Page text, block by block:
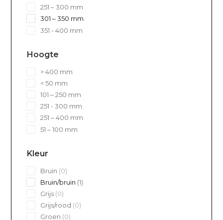
251 – 300 mm
301 – 350 mm
351 - 400 mm
Hoogte
> 400 mm
< 50 mm
101 – 250 mm
251 - 300 mm
251 – 400 mm
51 – 100 mm
Kleur
Bruin 00
products
Bruin/bruin 11
Grijs 00
products
Grijs/rood 00
Groen 00